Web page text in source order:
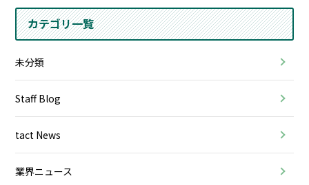
カテゴリ一覧
未分類
Staff Blog
tact News
業界ニュース